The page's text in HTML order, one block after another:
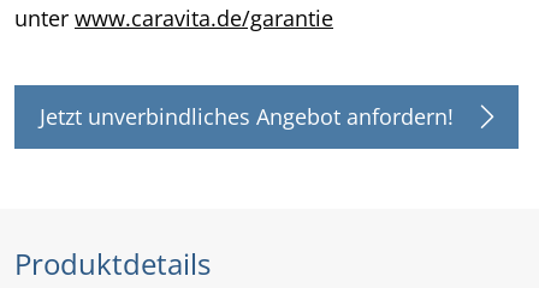
unter www.caravita.de/garantie
Jetzt unverbindliches Angebot anfordern!
Produktdetails